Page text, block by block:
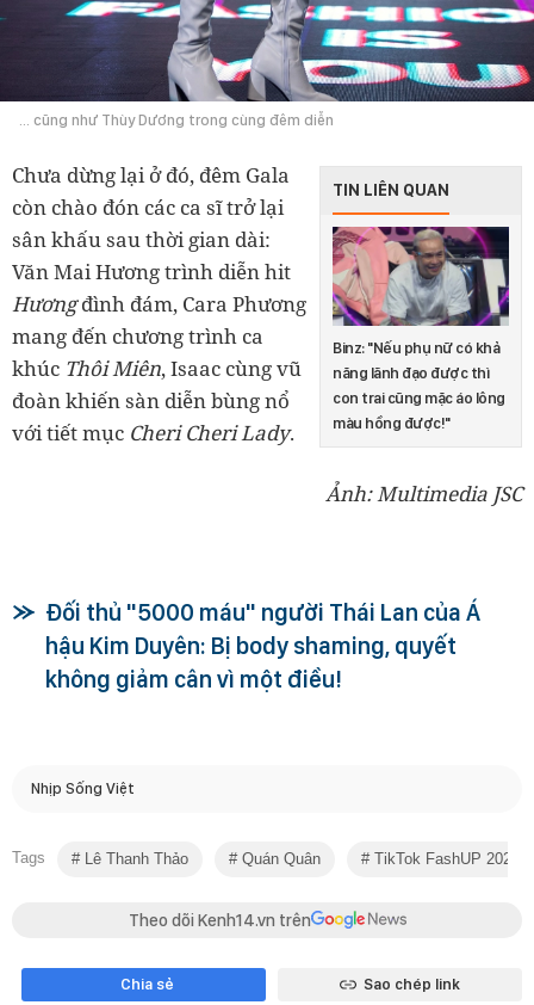
... cũng như Thùy Dương trong cùng đêm diễn
TIN LIÊN QUAN
Binz: "Nếu phụ nữ có khả
năng lãnh đạo được thì
con trai cũng mặc áo lông
màu hồng được!"
Chưa dừng lại ở đó, đêm Gala
còn chào đón các ca sĩ trở lại
sân khấu sau thời gian dài:
Văn Mai Hương trình diễn hit
Hươngđình đám, Cara Phương
mang đến chương trình ca
khúc Thôi Miên, Isaac cùng vũ
đoàn khiến sàn diễn bùng nổ
với tiết mục Cheri Cheri Lady.
Ảnh: Multimedia JSC
Đối thủ "5000 máu" người Thái Lan của Á
hậu Kim Duyên: Bị body shaming, quyết
không giảm cân vì một điều!
Nhịp Sống Việt
Tags Lê Thanh Thảo Quán Quân TikTok FashUP 2021
Theo dõi Kenh14.vn trên
Chia sẻ Sao chép link